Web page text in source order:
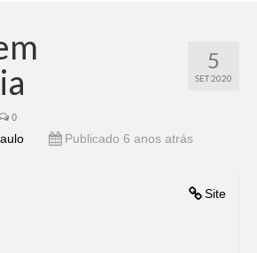
5
SET 2020
0
Publicado 6 anos atrás
Site